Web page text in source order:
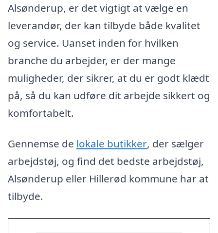
Alsønderup, er det vigtigt at vælge en
leverandør, der kan tilbyde både kvalitet
og service. Uanset inden for hvilken
branche du arbejder, er der mange
muligheder, der sikrer, at du er godt klædt
på, så du kan udføre dit arbejde sikkert og
komfortabelt.
Gennemse de lokale butikker, der sælger
arbejdstøj, og find det bedste arbejdstøj,
Alsønderup eller Hillerød kommune har at
tilbyde.